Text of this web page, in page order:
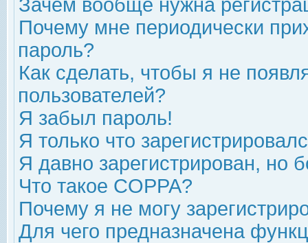
Зачем вообще нужна
Почему мне периодически
пароль?
Как сделать, чтобы я не
пользователей?
Я забыл пароль!
Я только что
Я давно зарегистрирован, но
Что такое COPPA?
Почему я не могу
Для чего предназначена